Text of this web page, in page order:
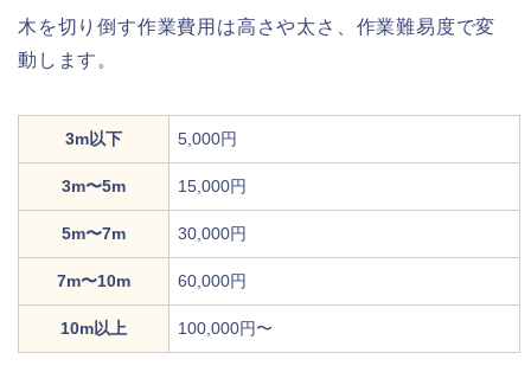
木を切り倒す作業費用は高さや太さ、作業難易度で変
動します。
3m以下 5,000円
3m〜5m 15,000円
5m〜7m 30,000円
7m〜10m 60,000円
10m以上 100,000円〜